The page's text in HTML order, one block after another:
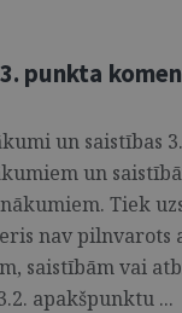
punkta
un saistības
un
Tiek
nav pilnvarots
saistībām vai
apakšpunktu ...